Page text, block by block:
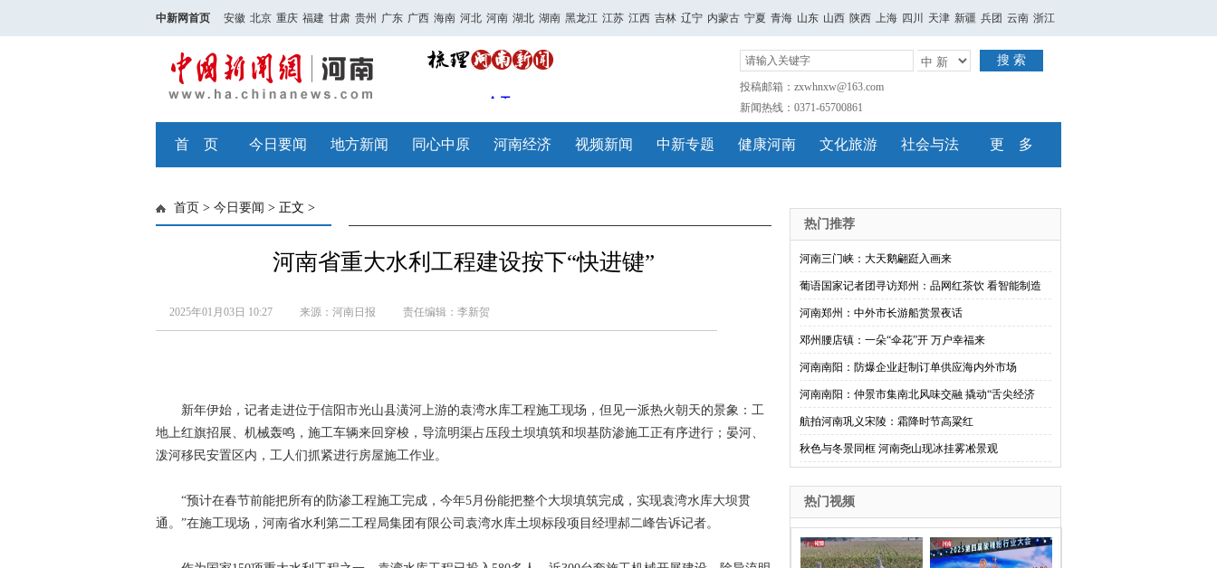
中新网首页 安徽 北京 重庆 福建 甘肃 贵州 广东 广西 海南 河北 河南 湖北 湖南 黑龙江 江苏 江西 吉林 辽宁 内蒙古 宁夏 青海 山东 山西 陕西 上海 四川 天津 新疆 兵团 云南 浙江
搜 索
投稿邮箱：zxwhnxw@163.com
新闻热线：0371-65700861
首 页 今日要闻 地方新闻 同心中原 河南经济 视频新闻 中新专题 健康河南 文化旅游 社会与法 更 多
首页 > 今日要闻 > 正文 >
河南省重大水利工程建设按下“快进键”
2025年01月03日 10:27 来源：河南日报 责任编辑：李新贺
新年伊始，记者走进位于信阳市光山县潢河上游的袁湾水库工程施工现场，但见一派热火朝天的景象：工
地上红旗招展、机械轰鸣，施工车辆来回穿梭，导流明渠占压段土坝填筑和坝基防渗施工正有序进行；晏河、
泼河移民安置区内，工人们抓紧进行房屋施工作业。
“预计在春节前能把所有的防渗工程施工完成，今年5月份能把整个大坝填筑完成，实现袁湾水库大坝贯
通。”在施工现场，河南省水利第二工程局集团有限公司袁湾水库土坝标段项目经理郝二峰告诉记者。
热门推荐
河南三门峡：大天鹅翩跹入画来
葡语国家记者团寻访郑州：品网红茶饮 看智能制造
河南郑州：中外市长游船赏景夜话
邓州腰店镇：一朵“伞花”开 万户幸福来
河南南阳：防爆企业赶制订单供应海内外市场
河南南阳：仲景市集南北风味交融 撬动“舌尖经济
航拍河南巩义宋陵：霜降时节高粱红
秋色与冬景同框 河南尧山现冰挂雾凇景观
热门视频